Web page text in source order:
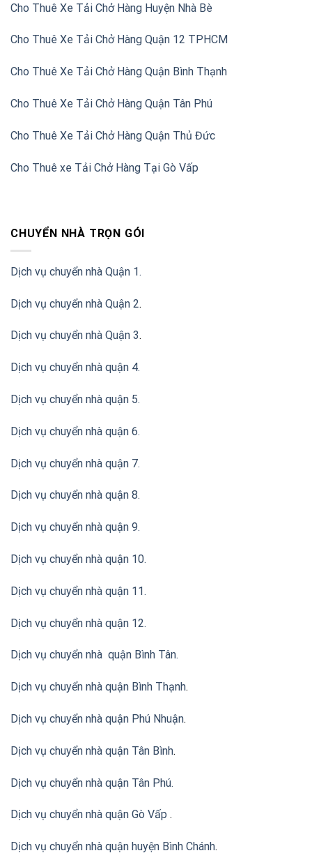
Cho Thuê Xe Tải Chở Hàng Huyện Nhà Bè
Cho Thuê Xe Tải Chở Hàng Quận 12 TPHCM
Cho Thuê Xe Tải Chở Hàng Quận Bình Thạnh
Cho Thuê Xe Tải Chở Hàng Quận Tân Phú
Cho Thuê Xe Tải Chở Hàng Quận Thủ Đức
Cho Thuê xe Tải Chở Hàng Tại Gò Vấp
CHUYỂN NHÀ TRỌN GÓI
Dịch vụ chuyển nhà Quận 1.
Dịch vụ chuyển nhà Quận 2.
Dịch vụ chuyển nhà Quận 3.
Dịch vụ chuyển nhà quận 4.
Dịch vụ chuyển nhà quận 5.
Dịch vụ chuyển nhà quận 6.
Dịch vụ chuyển nhà quận 7.
Dịch vụ chuyển nhà quận 8.
Dịch vụ chuyển nhà quận 9.
Dịch vụ chuyển nhà quận 10.
Dịch vụ chuyển nhà quận 11.
Dịch vụ chuyển nhà quận 12.
Dịch vụ chuyển nhà quận Bình Tân.
Dịch vụ chuyển nhà quận Bình Thạnh.
Dịch vụ chuyển nhà quận Phú Nhuận.
Dịch vụ chuyển nhà quận Tân Bình.
Dịch vụ chuyển nhà quận Tân Phú.
Dịch vụ chuyển nhà quận Gò Vấp .
Dịch vụ chuyển nhà quận huyện Bình Chánh.